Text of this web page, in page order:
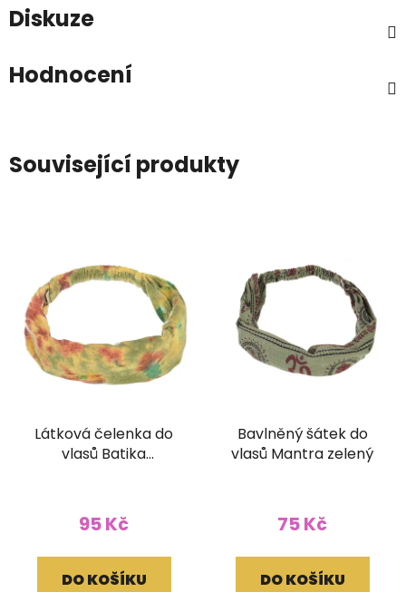
Diskuze
Hodnocení
Související produkty
Látková čelenka do
vlasů Batika
95 Kč
DO KOŠÍKU
Bavlněný šátek do
vlasů Mantra zelený
75 Kč
DO KOŠÍKU